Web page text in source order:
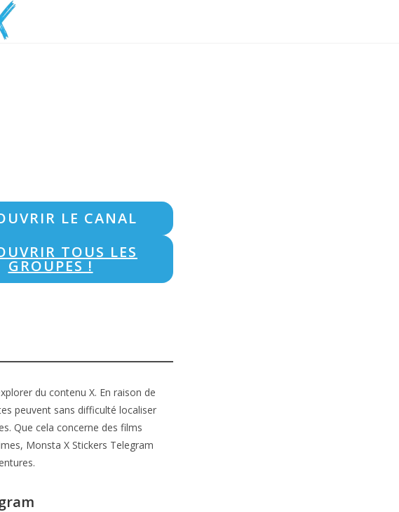
LE CANAL
TOUS LES
GROUPES !
du contenu X. En raison de
peuvent sans difficulté localiser
Que cela concerne des films
Monsta X Stickers Telegram